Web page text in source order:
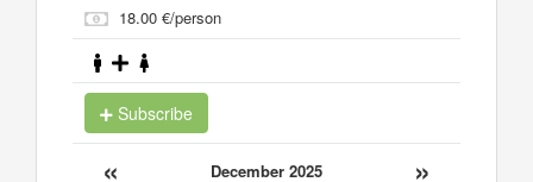
18.00 €/person
Subscribe
« December 2025 »